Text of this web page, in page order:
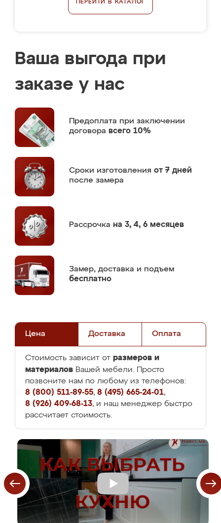
ПЕРЕЙТИ В КАТАЛОГ
Ваша выгода при
заказе у нас
Предоплата при заключении
договора всего 10%
Сроки изготовления от 7 дней
после замера
Рассрочка на 3, 4, 6 месяцев
Замер, доставка и подъем
бесплатно
Цена Доставка Оплата
Стоимость зависит от размеров и
материалов Вашей мебели. Просто
позвоните нам по любому из телефонов:
8 (800) 511-89-55, 8 (495) 665-24-01,
8 (926) 409-68-13, и наш менеджер быстро
рассчитает стоимость.